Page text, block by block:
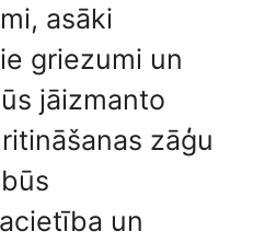
asāki
griezumi un
jāizmanto
zāģu
un